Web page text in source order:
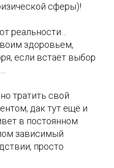
сферы)!
реальности…
здоровьем,
если встаёт выбор
тратить свой
дак тут ещё и
в постоянном
зависимый
просто